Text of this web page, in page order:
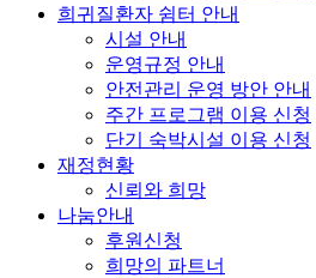
희귀질환자 쉼터 안내
시설 안내
운영규정 안내
안전관리 운영 방안 안내
주간 프로그램 이용 신청
단기 숙박시설 이용 신청
재정현황
신뢰와 희망
나눔안내
후원신청
희망의 파트너